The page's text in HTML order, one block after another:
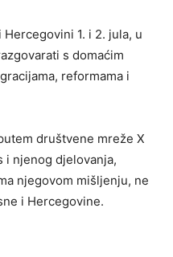
1. i 2. jula, u
s domaćim
reformama i
društvene mreže X
i njenog djelovanja,
njegovom mišljenju, ne
i Hercegovine.